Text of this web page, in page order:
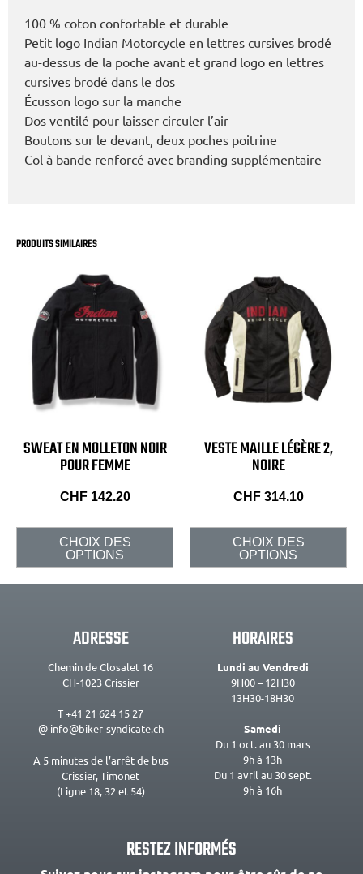
100 % coton confortable et durable
Petit logo Indian Motorcycle en lettres cursives brodé
au-dessus de la poche avant et grand logo en lettres
cursives brodé dans le dos
Écusson logo sur la manche
Dos ventilé pour laisser circuler l’air
Boutons sur le devant, deux poches poitrine
Col à bande renforcé avec branding supplémentaire
PRODUITS SIMILAIRES
SWEAT EN MOLLETON NOIR
POUR FEMME
CHF142.20
CHOIX DES
OPTIONS
VESTE MAILLE LÉGÈRE 2,
NOIRE
CHF314.10
CHOIX DES
OPTIONS
ADRESSE
Chemin de Closalet 16
CH-1023 Crissier
T +41 21 624 15 27
@ info@biker-syndicate.ch
A 5 minutes de l’arrêt de bus
Crissier, Timonet
(Ligne 18, 32 et 54)
HORAIRES
Lundi au Vendredi
9H00 – 12H30
13H30-18H30
Samedi
Du 1 oct. au 30 mars
9h à 13h
Du 1 avril au 30 sept.
9h à 16h
RESTEZ INFORMÉS